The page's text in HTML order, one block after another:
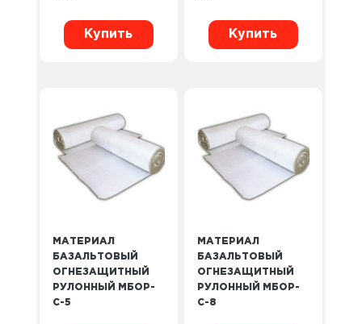
Купить Купить
МАТЕРИАЛ
БАЗАЛЬТОВЫЙ
ОГНЕЗАЩИТНЫЙ
РУЛОННЫЙ МБОР-
С-5
МАТЕРИАЛ
БАЗАЛЬТОВЫЙ
ОГНЕЗАЩИТНЫЙ
РУЛОННЫЙ МБОР-
С-8